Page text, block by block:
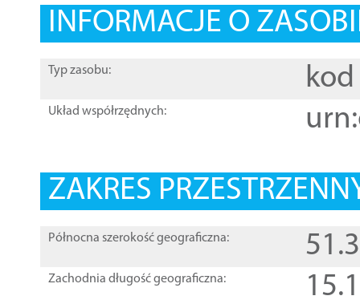
INFORMACJE O
Typ zasobu: kod
Układ współrzędnych:
ZAKRES
Północna szerokość geograficzna:
Zachodnia długość geograficzna: